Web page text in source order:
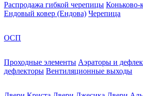
Распродажа гибкой черепицы Коньково-
Ендовый ковер (Ендова) Черепица
ОСП
Проходные элементы Аэраторы и
дефлекторы Вентиляционные выходы